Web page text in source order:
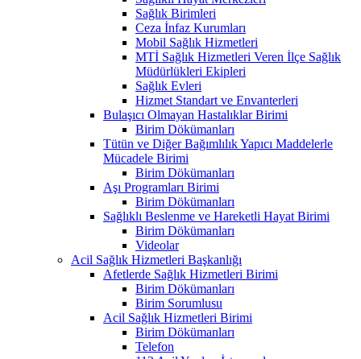
Sağlık Birimleri
Ceza İnfaz Kurumları
Mobil Sağlık Hizmetleri
MTİ Sağlık Hizmetleri Veren İlçe Sağlık
Müdürlükleri Ekipleri
Sağlık Evleri
Hizmet Standart ve Envanterleri
Bulaşıcı Olmayan Hastalıklar Birimi
Birim Dökümanları
Tütün ve Diğer Bağımlılık Yapıcı Maddelerle
Mücadele Birimi
Birim Dökümanları
Aşı Programları Birimi
Birim Dökümanları
Sağlıklı Beslenme ve Hareketli Hayat Birimi
Birim Dökümanları
Videolar
Acil Sağlık Hizmetleri Başkanlığı
Afetlerde Sağlık Hizmetleri Birimi
Birim Dökümanları
Birim Sorumlusu
Acil Sağlık Hizmetleri Birimi
Birim Dökümanları
Telefon